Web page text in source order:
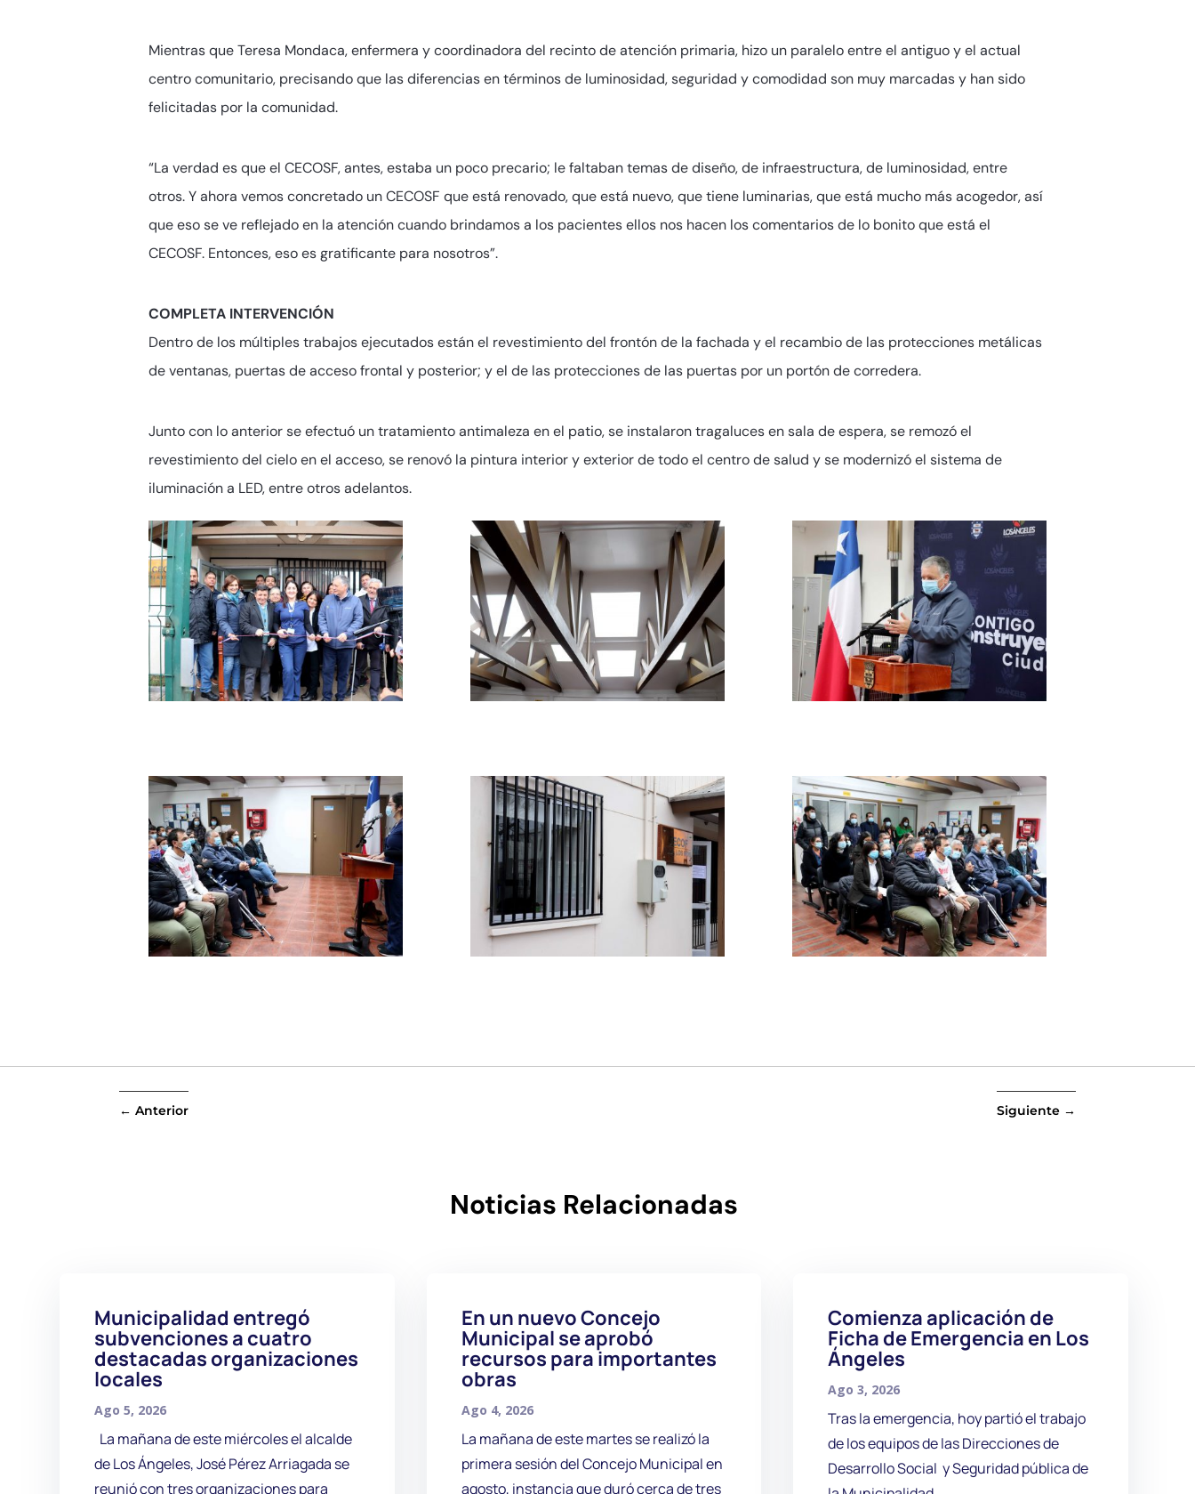
Mientras que Teresa Mondaca, enfermera y coordinadora del recinto de atención primaria, hizo un paralelo entre el antiguo y el actual
centro comunitario, precisando que las diferencias en términos de luminosidad, seguridad y comodidad son muy marcadas y han sido
felicitadas por la comunidad.
“La verdad es que el CECOSF, antes, estaba un poco precario; le faltaban temas de diseño, de infraestructura, de luminosidad, entre
otros. Y ahora vemos concretado un CECOSF que está renovado, que está nuevo, que tiene luminarias, que está mucho más acogedor, así
que eso se ve reflejado en la atención cuando brindamos a los pacientes ellos nos hacen los comentarios de lo bonito que está el
CECOSF. Entonces, eso es gratificante para nosotros”.
COMPLETA INTERVENCIÓN
Dentro de los múltiples trabajos ejecutados están el revestimiento del frontón de la fachada y el recambio de las protecciones metálicas
de ventanas, puertas de acceso frontal y posterior; y el de las protecciones de las puertas por un portón de corredera.
Junto con lo anterior se efectuó un tratamiento antimaleza en el patio, se instalaron tragaluces en sala de espera, se remozó el
revestimiento del cielo en el acceso, se renovó la pintura interior y exterior de todo el centro de salud y se modernizó el sistema de
iluminación a LED, entre otros adelantos.
←Anterior Siguiente→
Noticias Relacionadas
Municipalidad entregó
subvenciones a cuatro
destacadas organizaciones
locales
Ago 5, 2026
La mañana de este miércoles el alcalde
de Los Ángeles, José Pérez Arriagada se
reunió con tres organizaciones para
En un nuevo Concejo
Municipal se aprobó
recursos para importantes
obras
Ago 4, 2026
La mañana de este martes se realizó la
primera sesión del Concejo Municipal en
agosto, instancia que duró cerca de tres
Comienza aplicación de
Ficha de Emergencia en Los
Ángeles
Ago 3, 2026
Tras la emergencia, hoy partió el trabajo
de los equipos de las Direcciones de
Desarrollo Social y Seguridad pública de